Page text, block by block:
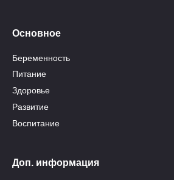
Основное
Беременность
Питание
Здоровье
Развитие
Воспитание
Доп. информация